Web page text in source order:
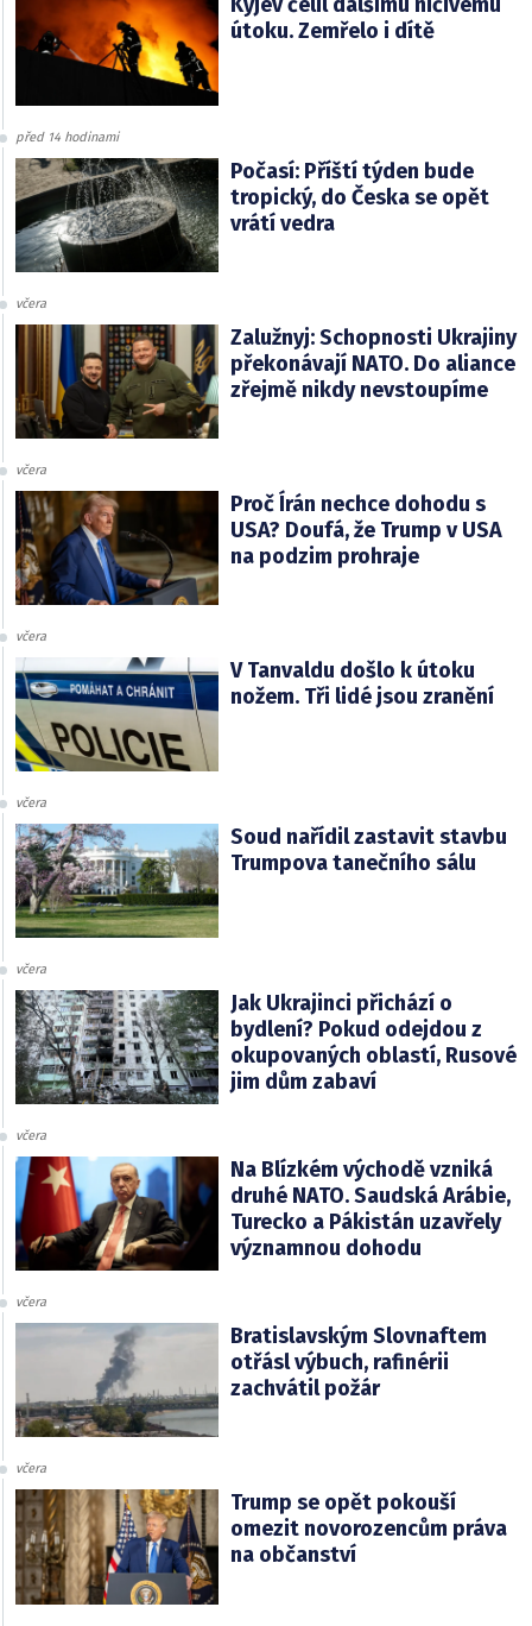
útoku. Zemřelo i dítě
před 14 hodinami
Počasí: Příští týden bude
tropický, do Česka se opět
vrátí vedra
včera
Zalužnyj: Schopnosti Ukrajiny
překonávají NATO. Do aliance
zřejmě nikdy nevstoupíme
včera
Proč Írán nechce dohodu s
USA? Doufá, že Trump v USA
na podzim prohraje
včera
V Tanvaldu došlo k útoku
nožem. Tři lidé jsou zranění
včera
Soud nařídil zastavit stavbu
Trumpova tanečního sálu
včera
Jak Ukrajinci přichází o
bydlení? Pokud odejdou z
okupovaných oblastí, Rusové
jim dům zabaví
včera
Na Blízkém východě vzniká
druhé NATO. Saudská Arábie,
Turecko a Pákistán uzavřely
významnou dohodu
včera
Bratislavským Slovnaftem
otřásl výbuch, rafinérii
zachvátil požár
včera
Trump se opět pokouší
omezit novorozencům práva
na občanství